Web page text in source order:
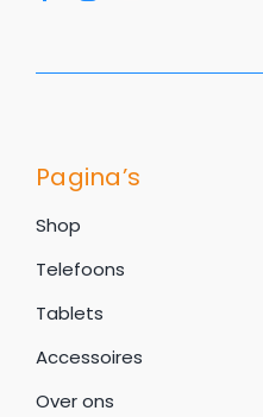
Pagina’s
Shop
Telefoons
Tablets
Accessoires
Over ons